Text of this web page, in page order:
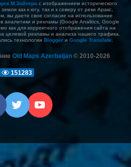
М.Зойтера с изображением исторического
как к югу, так и к северу от реки Аракс,
вы даете свое согласие на использование
аналитики и рекламы (Google Analitics, Google
как для корректного отображения сайта на
целевой рекламы и анализа нашего трафика.
технологии Bloggerи Google Translate
Old Maps Azerbaijan © 2010-2026
151283